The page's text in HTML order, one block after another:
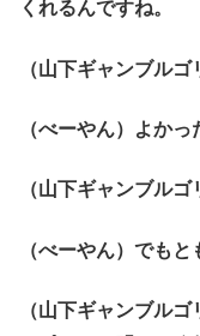
くれるんですね。
（山下ギャンブル
（べーやん）よかっ
（山下ギャンブル
（べーやん）でもと
（山下ギャンブル